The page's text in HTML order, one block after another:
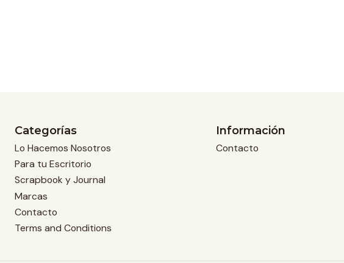
Categorías
Lo Hacemos Nosotros
Para tu Escritorio
Scrapbook y Journal
Marcas
Contacto
Terms and Conditions
Información
Contacto